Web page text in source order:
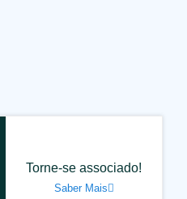
Torne-se associado!
Saber Mais